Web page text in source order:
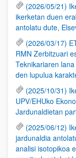
(2026/05/21)
ikerketan duen
antolatu dute,
(2026/03/17)
RMN Zerbitzuari
Teknikariaren
den lupulua
(2025/10/31)
UPV/EHUko
Jardunaldietan
(2025/06/12)
jardunaldia
analisi isotopikoa